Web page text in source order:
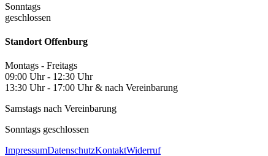
Sonntags
geschlossen
Standort Offenburg
Montags - Freitags
09:00 Uhr - 12:30 Uhr
13:30 Uhr - 17:00 Uhr & nach Vereinbarung
Samstags nach Vereinbarung
Sonntags geschlossen
ImpressumDatenschutzKontaktWiderruf